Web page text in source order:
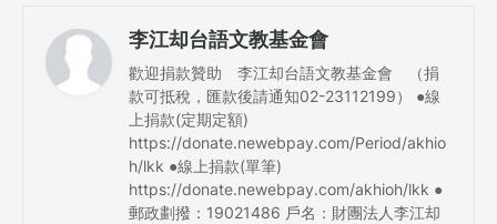
李江却台語文教基金會
歡迎捐款贊助 李江却台語文教基金會 （捐
款可抵稅，匯款後請通知02-23112199） ●線
上捐款(定期定額)
https://donate.newebpay.com/Period/akhio
h/lkk ●線上捐款(單筆)
https://donate.newebpay.com/akhioh/lkk ●
郵政劃撥：19021486 戶名：財團法人李江却